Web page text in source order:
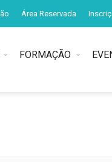
Área Reservada
FORMAÇÃO